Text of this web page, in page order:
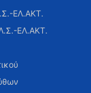
ΕΛ.ΑΚΤ.
Λ.Σ.-ΕΛ.ΑΚΤ.